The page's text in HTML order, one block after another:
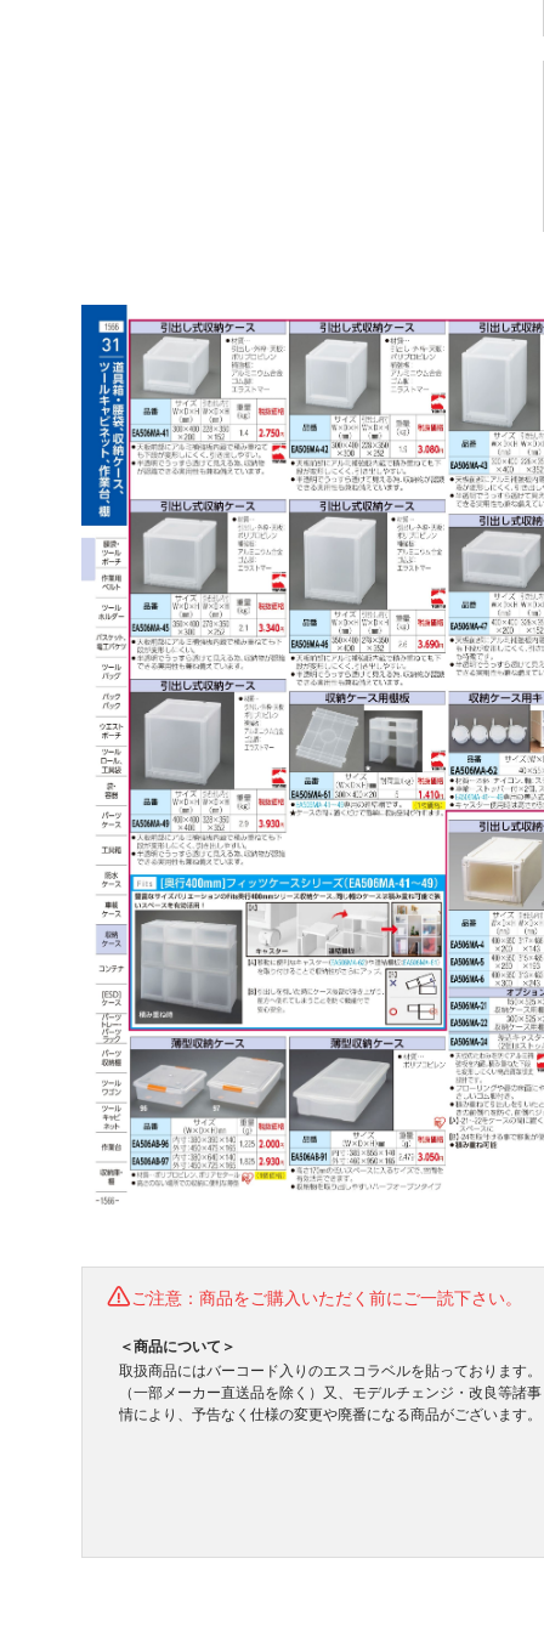
ご注意：商品をご購入いただく前にご一読下さい。
＜商品について＞
取扱商品にはバーコード入りのエスコラベルを貼っております。
（一部メーカー直送品を除く）又、モデルチェンジ・改良等諸事
情により、予告なく仕様の変更や廃番になる商品がございます。